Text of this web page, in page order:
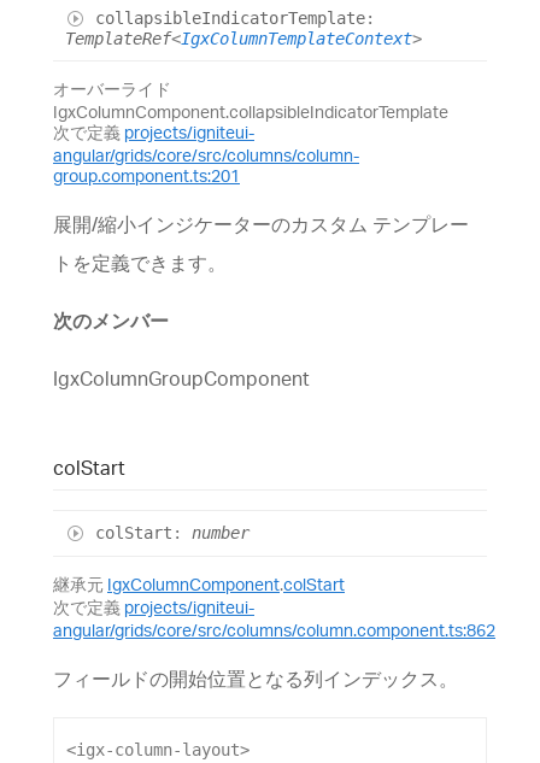
collapsibleIndicatorTemplate:
TemplateRef<IgxColumnTemplateContext>
オーバーライド
IgxColumnComponent.collapsibleIndicatorTemplate
次で定義 projects/igniteui-
angular/grids/core/src/columns/column-
group.component.ts:201
展開/縮小インジケーターのカスタム テンプレー
トを定義できます。
次のメンバー
IgxColumnGroupComponent
colStart
colStart : number
継承元 IgxColumnComponent.colStart
次で定義 projects/igniteui-
angular/grids/core/src/columns/column.component.ts:862
フィールドの開始位置となる列インデックス。
<igx-column-layout>